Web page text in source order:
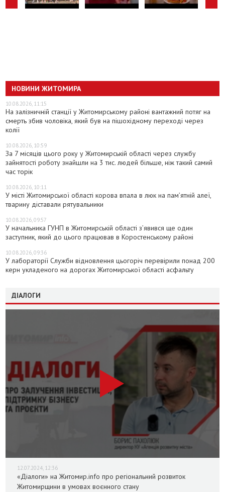
НОВИНИ ЖИТОМИРА
10.08.2026, 11:15
На залізничній станції у Житомирському районі вантажний потяг на
смерть збив чоловіка, який був на пішохідному переході через
колії
10.08.2026, 10:59
За 7 місяців цього року у Житомирській області через службу
зайнятості роботу знайшли на 3 тис. людей більше, ніж такий самий
час торік
10.08.2026, 10:11
У місті Житомирської області корова впала в люк на пам’ятній алеї,
тварину діставали рятувальники
10.08.2026, 09:57
У начальника ГУНП в Житомирській області з’явився ще один
заступник, який до цього працював в Коростенському районі
10.08.2026, 09:36
У лабораторії Служби відновлення цьогоріч перевірили понад 200
керн укладеного на дорогах Житомирської області асфальту
ДІАЛОГИ
12.07.2024, 12:36
«Діалоги» на Житомир.info про регіональний розвиток
Житомирщини в умовах воєнного стану